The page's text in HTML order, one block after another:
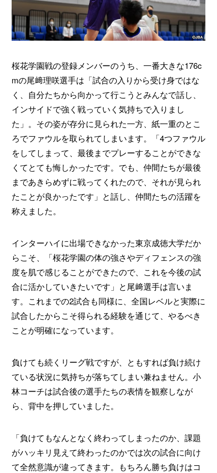
桜花学園戦の登録メンバーのうち、一番大きな176c
mの尾﨑理咲選手は「試合の入りから受け身ではな
く、自分たちから向かって行こうとみんなで話し、
インサイドで強く戦っていく気持ちで入りまし
た」。その姿が存分に見られた一方、紙一重のとこ
ろでファウルを取られてしまいます。「4つファウル
をしてしまって、最後までプレーすることができな
くてとても悔しかったです。でも、仲間たちが最後
まであきらめずに戦ってくれたので、それが見られ
たことが良かったです」と話し、仲間たちの活躍を
称えました。
インターハイに出場できなかった東京成徳大学だか
らこそ、「桜花学園の体の強さやディフェンスの強
度を肌で感じることができたので、これを今後の試
合に活かしていきたいです」と尾﨑選手は言いま
す。これまでの2試合も同様に、全国レベルと実際に
試合したからこそ得られる経験を通じて、やるべき
ことが明確になっています。
負けても続くリーグ戦ですが、ともすれば負け続け
ている状況に気持ちが落ちてしまい兼ねません。小
林コーチは試合後の選手たちの表情を観察しなが
ら、背中を押していました。
「負けてもなんとなく終わってしまったのか、課題
がハッキリ見えて終わったのかでは次の試合に向け
て全然意識が違ってきます。もちろん勝ち負けはコ